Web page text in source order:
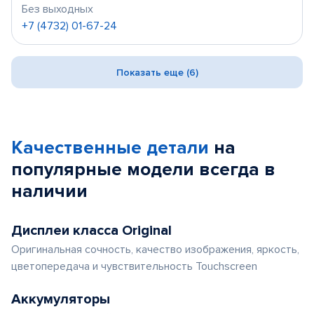
Без выходных
+7 (4732) 01-67-24
Показать еще (6)
Качественные детали на
популярные модели всегда в
наличии
Дисплеи класса Original
Оригинальная сочность, качество изображения, яркость,
цветопередача и чувствительность Touchscreen
Аккумуляторы